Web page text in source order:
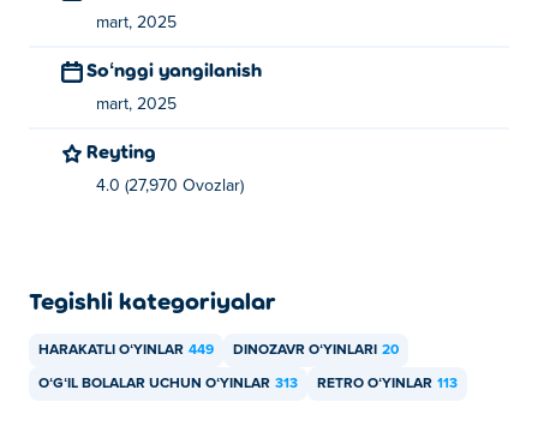
mumkin?
Roar Rampage oʻyinini Poki da bepul oʻynashingiz
mumkin.
Roar Rampageni mobil qurilmalarda va ish
stolida o‘ynay olamanmi?
mart, 2025
Soʻnggi yangilanish
mart, 2025
Reyting
4.0 (27,970 Ovozlar)
Tegishli kategoriyalar
HARAKATLI OʻYINLAR 449 DINOZAVR OʻYINLARI 20
OʻGʻIL BOLALAR UCHUN OʻYINLAR 313 RETRO OʻYINLAR 113